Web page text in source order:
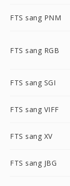
FTS sang PNM
FTS sang RGB
FTS sang SGI
FTS sang VIFF
FTS sang XV
FTS sang JBG